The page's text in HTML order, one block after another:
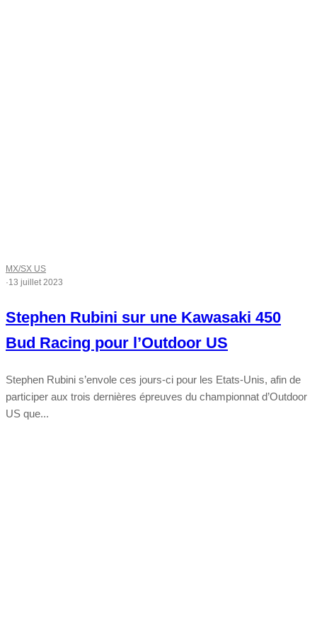
MX/SX US
·13 juillet 2023
Stephen Rubini sur une Kawasaki 450
Bud Racing pour l’Outdoor US
Stephen Rubini s’envole ces jours-ci pour les Etats-Unis, afin de
participer aux trois dernières épreuves du championnat d’Outdoor
US que...